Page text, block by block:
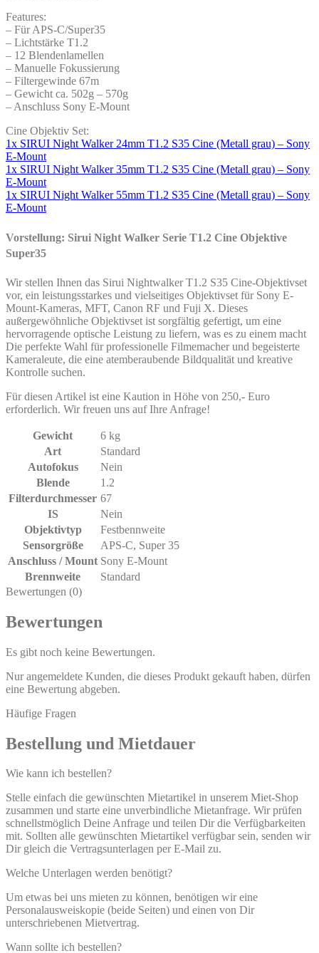
Features:
– Für APS-C/Super35
– Lichtstärke T1.2
– 12 Blendenlamellen
– Manuelle Fokussierung
– Filtergewinde 67m
– Gewicht ca. 502g – 570g
– Anschluss Sony E-Mount
Cine Objektiv Set:
1x SIRUI Night Walker 24mm T1.2 S35 Cine (Metall grau) – Sony
E-Mount
1x SIRUI Night Walker 35mm T1.2 S35 Cine (Metall grau) – Sony
E-Mount
1x SIRUI Night Walker 55mm T1.2 S35 Cine (Metall grau) – Sony
E-Mount
Vorstellung: Sirui Night Walker Serie T1.2 Cine Objektive
Super35
Wir stellen Ihnen das Sirui Nightwalker T1.2 S35 Cine-Objektivset
vor, ein leistungsstarkes und vielseitiges Objektivset für Sony E-
Mount-Kameras, MFT, Canon RF und Fuji X. Dieses
außergewöhnliche Objektivset ist sorgfältig gefertigt, um eine
hervorragende optische Leistung zu liefern, was es zu einem macht
Die perfekte Wahl für professionelle Filmemacher und begeisterte
Kameraleute, die eine atemberaubende Bildqualität und kreative
Kontrolle suchen.
Für diesen Artikel ist eine Kaution in Höhe von 250,- Euro
erforderlich. Wir freuen uns auf Ihre Anfrage!
Gewicht
6 kg
Art
Standard
Autofokus
Nein
Blende
1.2
Filterdurchmesser 67
IS
Nein
Objektivtyp
Festbennweite
Sensorgröße
APS-C, Super 35
Anschluss / Mount Sony E-Mount
Brennweite
Standard
Bewertungen (0)
Bewertungen
Es gibt noch keine Bewertungen.
Nur angemeldete Kunden, die dieses Produkt gekauft haben, dürfen
eine Bewertung abgeben.
Häufige Fragen
Bestellung und Mietdauer
Wie kann ich bestellen?
Stelle einfach die gewünschten Mietartikel in unserem Miet-Shop
zusammen und starte eine unverbindliche Mietanfrage. Wir prüfen
schnellstmöglich Deine Anfrage und teilen Dir die Verfügbarkeiten
mit. Sollten alle gewünschten Mietartikel verfügbar sein, senden wir
Dir gleich die Vertragsunterlagen per E-Mail zu.
Welche Unterlagen werden benötigt?
Um etwas bei uns mieten zu können, benötigen wir eine
Personalausweiskopie (beide Seiten) und einen von Dir
unterschriebenen Mietvertrag.
Wann sollte ich bestellen?